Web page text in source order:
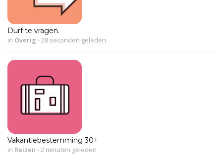
Durf te vragen.
in Overig -28 seconden geleden
Vakantiebestemming 30+
in Reizen -2 minuten geleden